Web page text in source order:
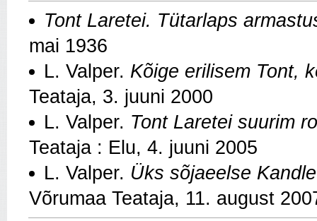
Tont Laretei. Tütarlaps
mai 1936
L. Valper. Kõige erilisem Tont,
Teataja, 3. juuni 2000
L. Valper. Tont Laretei suurim
Teataja : Elu, 4. juuni 2005
L. Valper. Üks sõjaeelse
Võrumaa Teataja, 11. august